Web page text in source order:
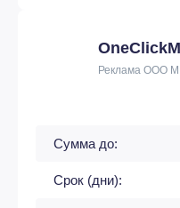
Реклама ООО
Сумма до:
Срок (дни):